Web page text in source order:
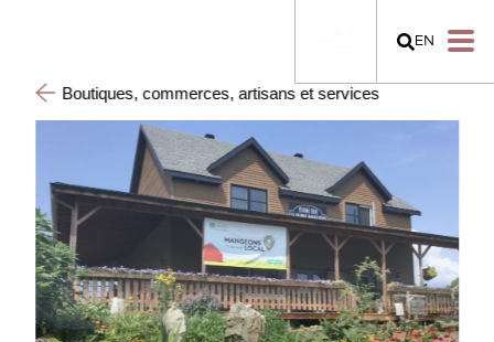
EN
Boutiques, commerces, artisans et services